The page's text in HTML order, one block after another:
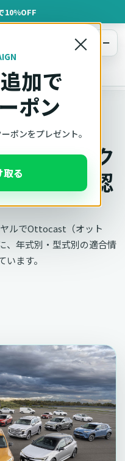
10%OFF
×
加で
ポン
ポンをプレゼント。
る
メニュー
） クラウン ロイヤル
ク
の適合確認
ルでOttocast（オット
、年式別・型式別の適合情
ます。